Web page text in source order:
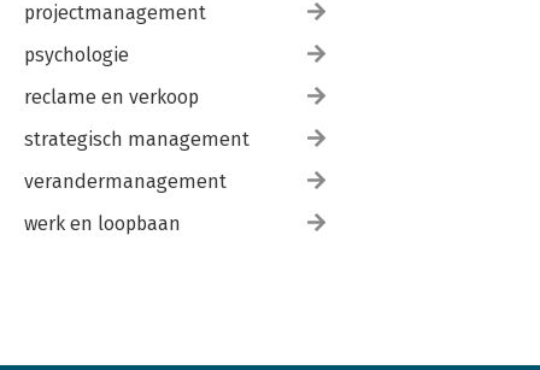
projectmanagement
psychologie
reclame en verkoop
strategisch management
verandermanagement
werk en loopbaan